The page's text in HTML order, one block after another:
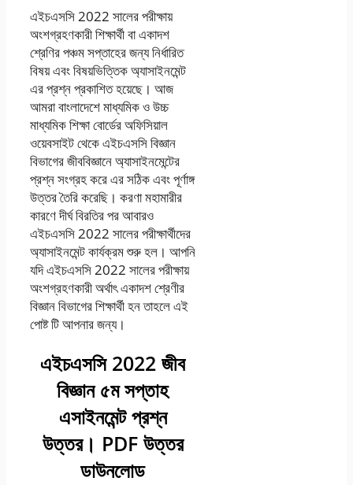
এইচএসসি 2022 সালের পরীক্ষায়
অংশগ্রহণকারী শিক্ষার্থী বা একাদশ
শ্রেণির পঞ্চম সপ্তাহের জন্য নির্ধারিত
বিষয় এবং বিষয়ভিত্তিক অ্যাসাইনমেন্ট
এর প্রশ্ন প্রকাশিত হয়েছে। আজ
আমরা বাংলাদেশে মাধ্যমিক ও উচ্চ
মাধ্যমিক শিক্ষা বোর্ডের অফিসিয়াল
ওয়েবসাইট থেকে এইচএসসি বিজ্ঞান
বিভাগের জীববিজ্ঞানে অ্যাসাইনমেন্টের
প্রশ্ন সংগ্রহ করে এর সঠিক এবং পূর্ণাঙ্গ
উত্তর তৈরি করেছি। করণা মহামারীর
কারণে দীর্ঘ বিরতির পর আবারও
এইচএসসি 2022 সালের পরীক্ষার্থীদের
অ্যাসাইনমেন্ট কার্যক্রম শুরু হল। আপনি
যদি এইচএসসি 2022 সালের পরীক্ষায়
অংশগ্রহণকারী অর্থাৎ একাদশ শ্রেণীর
বিজ্ঞান বিভাগের শিক্ষার্থী হন তাহলে এই
পোষ্ট টি আপনার জন্য।
এইচএসসি 2022 জীব
বিজ্ঞান ৫ম সপ্তাহ
এসাইনমেন্ট প্রশ্ন
উত্তর। PDF উত্তর
ডাউনলোড